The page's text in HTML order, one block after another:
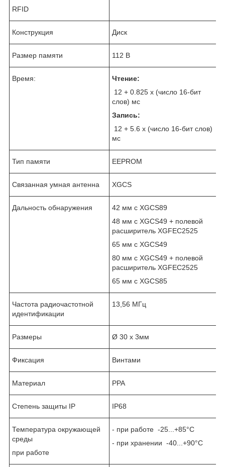
RFID
Конструкция Диск
Размер памяти 112 B
Время:
Чтение:
12 + 0.825 x (число 16-бит
слов) мс
Запись:
12 + 5.6 x (число 16-бит слов)
мс
Тип памяти EEPROM
Связанная умная антенна XGCS
Дальность обнаружения
42 мм с XGCS89
48 мм с XGCS49 + полевой
расширитель XGFEC2525
65 мм с XGCS49
80 мм с XGCS49 + полевой
расширитель XGFEC2525
65 мм с XGCS85
Частота радиочастотной
идентификации
13,56 МГц
Размеры Ø 30 x 3мм
Фиксация Винтами
Материал PPA
Степень защиты IP IP68
Температура окружающей
среды
при работе
- при работе -25...+85°C
- при хранении -40...+90°C